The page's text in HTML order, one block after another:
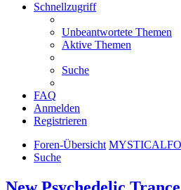
Schnellzugriff
Unbeantwortete Themen
Aktive Themen
Suche
FAQ
Anmelden
Registrieren
Foren-Übersicht
Suche